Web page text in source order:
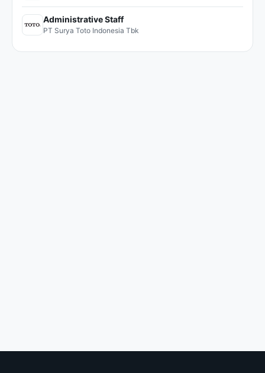
Administrative Staff
PT Surya Toto Indonesia Tbk